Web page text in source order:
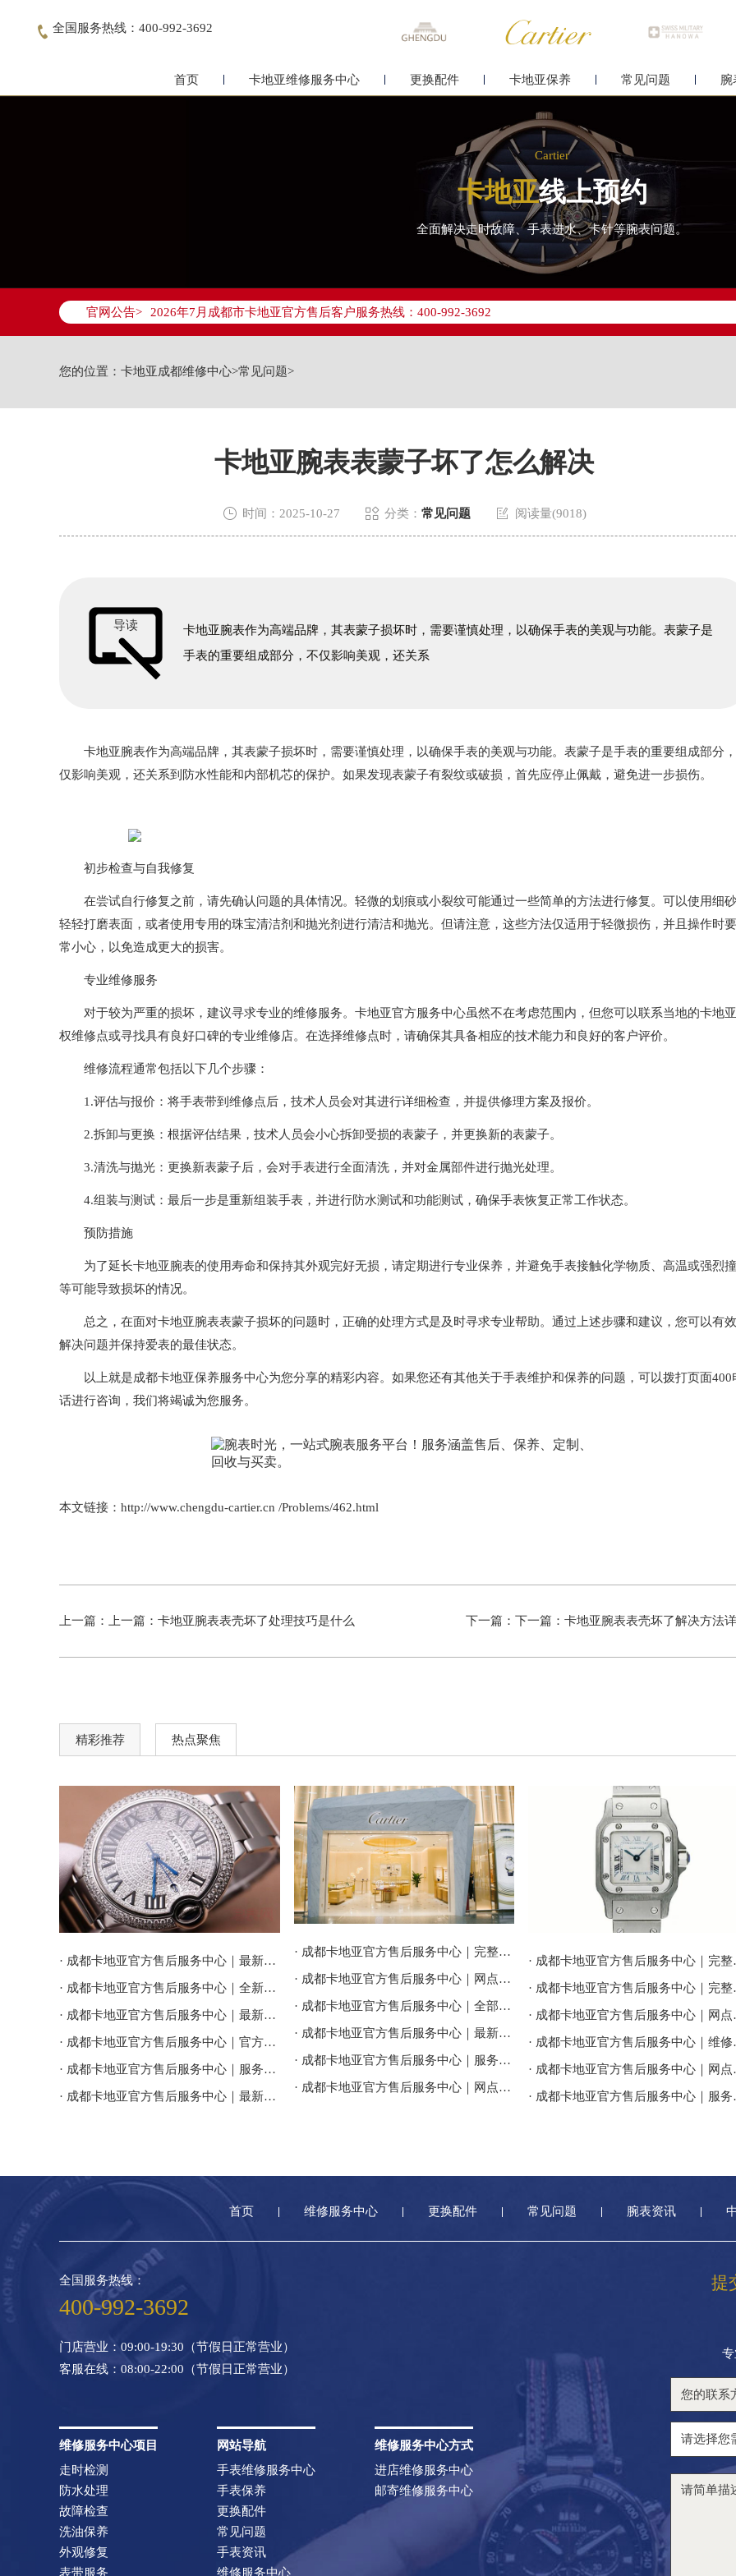
全国服务热线：400-992-3692
首页 卡地亚维修服务中心 更换配件 卡地亚保养 常见问题 腕
Cartier
卡地亚线上预约
全面解决走时故障、手表进水、卡针等腕表问题。
官网公告>
2026年7月成都市卡地亚官方售后客户服务热线：400-992-3692
2026年7月卡地亚售后服务中心最新网点地址：
四川省成都市锦江区人民东路6号SAC东原中心24层2406B室卡地亚售后服务中心（需提前预约）
您的位置： 卡地亚成都维修中心>常见问题>
卡地亚腕表表蒙子坏了怎么解决
 时间：2025-10-27  分类： 常见问题  阅读量(9018)
导读
卡地亚腕表作为高端品牌，其表蒙子损坏时，需要谨慎处理，以确保手表的美观与功能。表蒙子是
手表的重要组成部分，不仅影响美观，还关系
卡地亚腕表作为高端品牌，其表蒙子损坏时，需要谨慎处理，以确保手表的美观与功能。表蒙子是手表的重要组成部分
仅影响美观，还关系到防水性能和内部机芯的保护。如果发现表蒙子有裂纹或破损，首先应停止佩戴，避免进一步损伤。
初步检查与自我修复
在尝试自行修复之前，请先确认问题的具体情况。轻微的划痕或小裂纹可能通过一些简单的方法进行修复。可以使用细
轻轻打磨表面，或者使用专用的珠宝清洁剂和抛光剂进行清洁和抛光。但请注意，这些方法仅适用于轻微损伤，并且操作时
常小心，以免造成更大的损害。
专业维修服务
对于较为严重的损坏，建议寻求专业的维修服务。卡地亚官方服务中心虽然不在考虑范围内，但您可以联系当地的卡地
权维修点或寻找具有良好口碑的专业维修店。在选择维修点时，请确保其具备相应的技术能力和良好的客户评价。
维修流程通常包括以下几个步骤：
1.评估与报价：将手表带到维修点后，技术人员会对其进行详细检查，并提供修理方案及报价。
2.拆卸与更换：根据评估结果，技术人员会小心拆卸受损的表蒙子，并更换新的表蒙子。
3.清洗与抛光：更换新表蒙子后，会对手表进行全面清洗，并对金属部件进行抛光处理。
4.组装与测试：最后一步是重新组装手表，并进行防水测试和功能测试，确保手表恢复正常工作状态。
预防措施
为了延长卡地亚腕表的使用寿命和保持其外观完好无损，请定期进行专业保养，并避免手表接触化学物质、高温或强烈
等可能导致损坏的情况。
总之，在面对卡地亚腕表表蒙子损坏的问题时，正确的处理方式是及时寻求专业帮助。通过上述步骤和建议，您可以有
解决问题并保持爱表的最佳状态。
以上就是成都卡地亚保养服务中心为您分享的精彩内容。如果您还有其他关于手表维护和保养的问题，可以拨打页面400
话进行咨询，我们将竭诚为您服务。
本文链接：http://www.chengdu-cartier.cn /Problems/462.html
上一篇：上一篇： 卡地亚腕表表壳坏了处理技巧是什么 下一篇：下一篇： 卡地亚腕表表壳坏了解决方法
精彩推荐 热点聚焦
· 成都卡地亚官方售后服务中心｜最新电话和维修门店地址权威信息公告（2026年7月最新）
· 成都卡地亚官方售后服务中心｜全新服务热线及门店地址权威信息公告（2026年7月最新）
· 成都卡地亚官方售后服务中心｜最新地址及服务热线权威信息通告（2026年7月最新）
· 成都卡地亚官方售后服务中心｜官方热线与门店地址权威信息公示（2026年7月最新）
· 成都卡地亚官方售后服务中心｜服务电话及全部地址权威信息公告（2026年7月最新）
· 成都卡地亚官方售后服务中心｜最新官方电话和维修地址权威信息通告（2026年7月最新）
· 成都卡地亚官方售后服务中心｜完整地址与联系电话权威信息公告（2026年7月最新）
· 成都卡地亚官方售后服务中心｜网点地址与售后服务电话权威信息公告（2026年7月最新）
· 成都卡地亚官方售后服务中心｜全部地址及24小时客服热线权威信息公告（2026年7月最新）
· 成都卡地亚官方售后服务中心｜最新地址及官方客服热线权威信息通告（2026年7月最新）
· 成都卡地亚官方售后服务中心｜服务热线及网点地址权威信息公告（2026年7月最新）
· 成都卡地亚官方售后服务中心｜网点地址与官方客服电话权威信息公告（2026年7月最新）
· 成都卡地
· 成都卡地
· 成都卡地
· 成都卡地
· 成都卡地
· 成都卡地
首页 维修服务中心 更换配件 常见问题 腕表资讯
提
全国服务热线：
400-992-3692
门店营业：09:00-19:30（节假日正常营业）
客服在线：08:00-22:00（节假日正常营业）
维修服务中心项目
走时检测
防水处理
故障检查
洗油保养
外观修复
表带服务
网站导航
手表维修服务中心
手表保养
更换配件
常见问题
手表资讯
维修服务中心
维修服务中心方式
进店维修服务中心
邮寄维修服务中心